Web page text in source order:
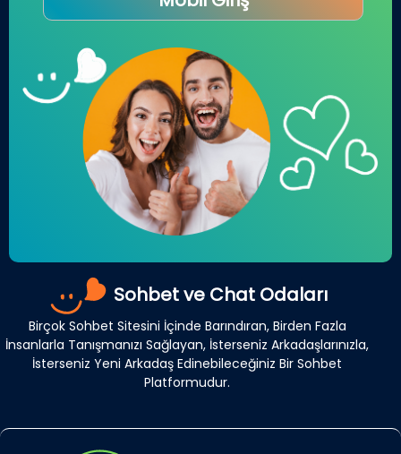
Sohbet ve Chat Odaları
Birçok Sohbet Sitesini İçinde Barındıran, Birden Fazla
İnsanlarla Tanışmanızı Sağlayan, İsterseniz Arkadaşlarınızla,
İsterseniz Yeni Arkadaş Edinebileceğiniz Bir Sohbet
Platformudur.